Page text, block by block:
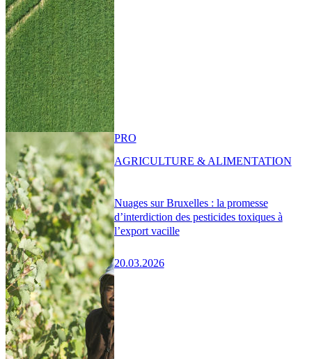
Nuages sur Bruxelles : la promesse
d’interdiction des pesticides toxiques à
l’export vacille
20.03.2026
PRO
AGRICULTURE & ALIMENTATION